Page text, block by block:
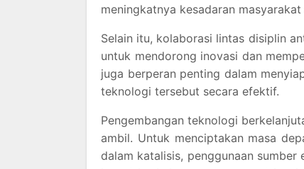
meningkatnya kesadaran
Selain itu, kolaborasi lintas disiplin
untuk mendorong inovasi dan
juga berperan penting dalam
teknologi tersebut secara efektif.
Pengembangan teknologi
ambil. Untuk menciptakan masa
dalam katalisis, penggunaan